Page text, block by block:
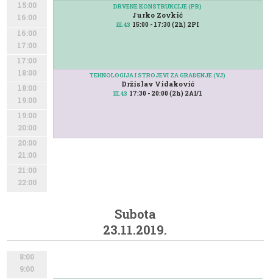
15:00
16:00
16:00
17:00
17:00
18:00
18:00
19:00
19:00
20:00
20:00
21:00
21:00
22:00
DRVENE KONSTRUKCIJE (PR)
Jurko Zovkić
III.43 15:00 - 17:30 (2h) 2PI
TEHNOLOGIJA I STROJEVI ZA GRAĐENJE (VJ)
Držislav Vidaković
III.43 17:30 - 20:00 (2h) 2AI/1
Subota
23.11.2019.
8:00
9:00